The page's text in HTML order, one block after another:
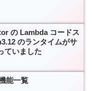
の Lambda コードス
のランタイムがサ
ていました
能一覧